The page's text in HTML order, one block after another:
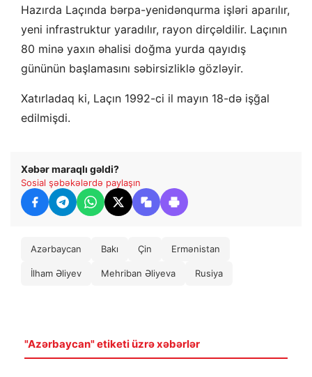
Hazırda Laçında bərpa-yenidənqurma işləri aparılır,
yeni infrastruktur yaradılır, rayon dirçəldilir. Laçının
80 minə yaxın əhalisi doğma yurda qayıdış
gününün başlamasını səbirsizliklə gözləyir.
Xatırladaq ki, Laçın 1992-ci il mayın 18-də işğal
edilmişdi.
Xəbər maraqlı gəldi?
Sosial şəbəkələrdə paylaşın
Azərbaycan Bakı Çin Ermənistan
İlham Əliyev Mehriban Əliyeva Rusiya
"Azərbaycan" etiketi üzrə xəbərlər